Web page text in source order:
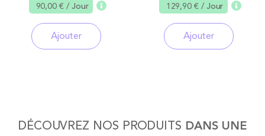
90,00 €/ Jour
Ajouter
129,90 €/ Jour
Ajouter
DÉCOUVREZ NOS PRODUITS DANS UNE